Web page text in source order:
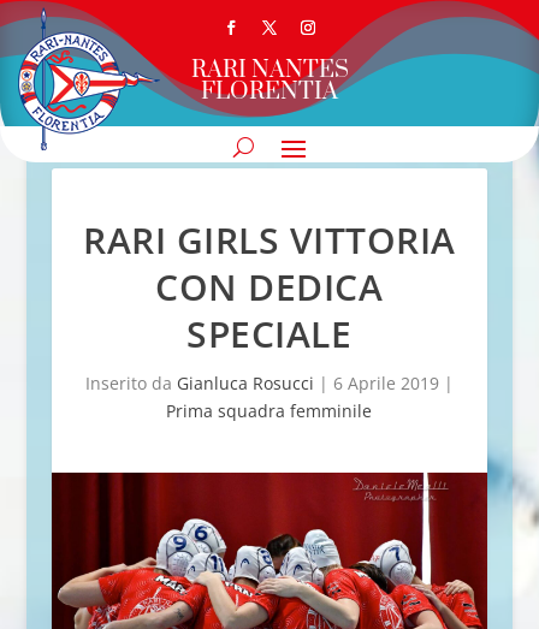
RARI NANTES
FLORENTIA
RARI GIRLS VITTORIA
CON DEDICA
SPECIALE
Inserito da Gianluca Rosucci | 6 Aprile 2019|
Prima squadra femminile